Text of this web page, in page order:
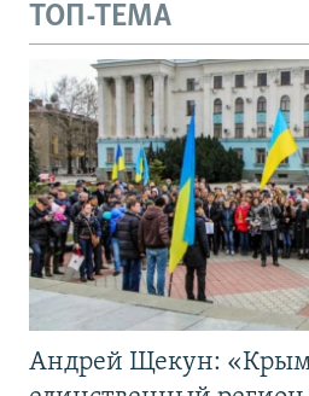
ТОП-ТЕМА
Андрей Щекун: